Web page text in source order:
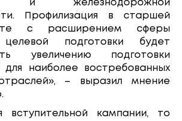
и железнодорожной
Профилизация в старшей
с расширением сферы
целевой подготовки будет
увеличению подготовки
для наиболее востребованных
– выразил мнение
вступительной кампании, то